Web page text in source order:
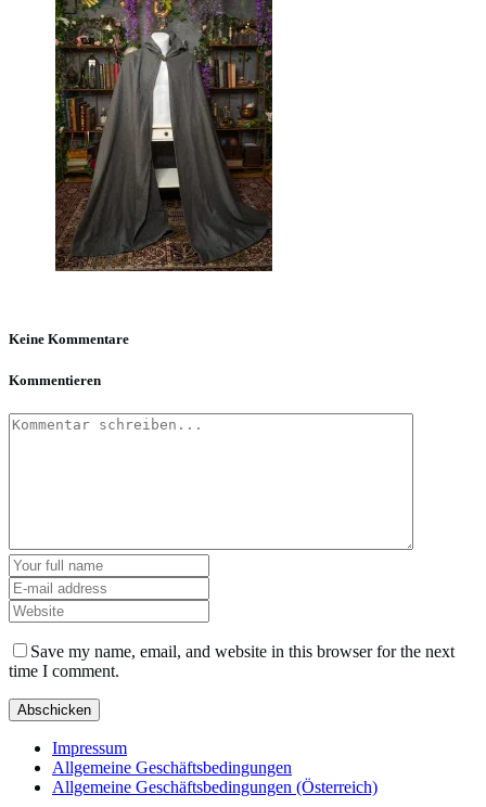
Keine Kommentare
Kommentieren
Save my name, email, and website in this browser for the next
time I comment.
Impressum
Allgemeine Geschäftsbedingungen
Allgemeine Geschäftsbedingungen (Österreich)